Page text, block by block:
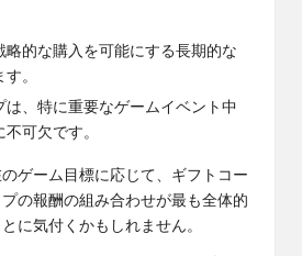
略的な購入を可能にする長期的な
。
は、特に重要なゲームイベント中
可欠です。
ゲーム目標に応じて、ギフトコー
プの報酬の組み合わせが最も全体的
に気付くかもしれません。